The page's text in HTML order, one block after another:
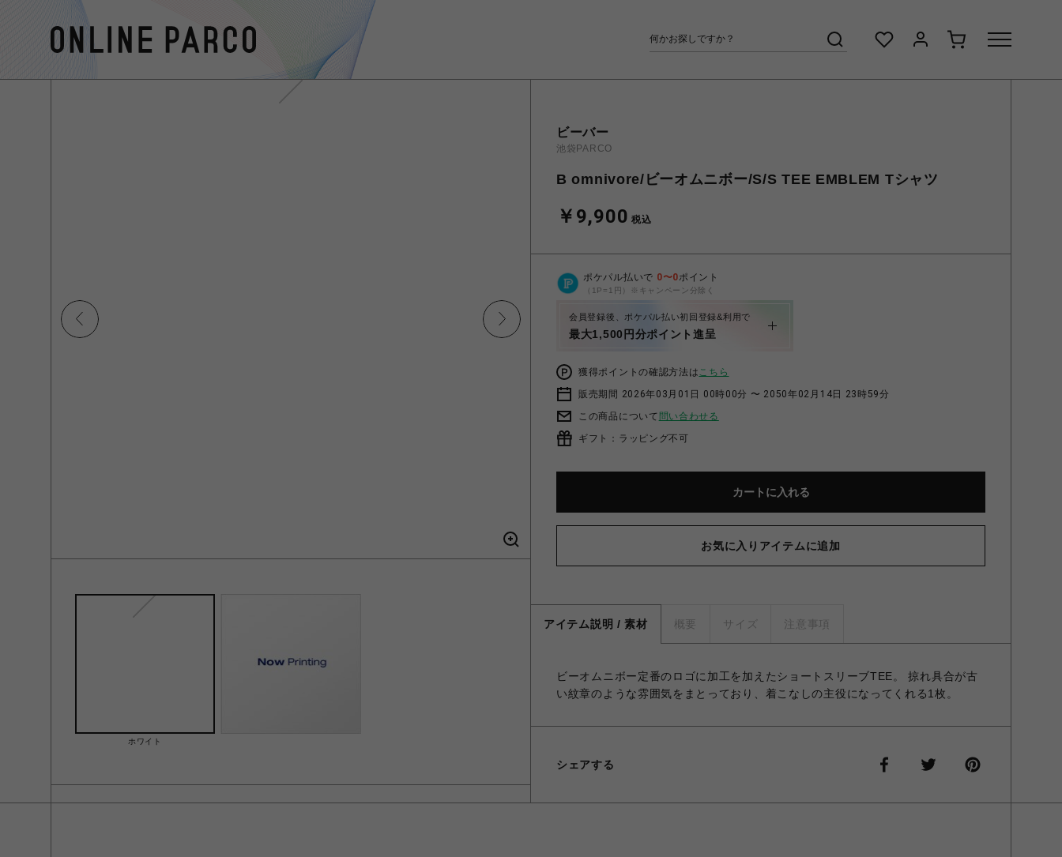
ホワイト
ビーバー
池袋PARCO
B omnivore/ビーオムニボー/S/S TEE EMBLEM Tシャツ
￥9,900 税込
ポケパル払いで 0〜0ポイント
（1P=1円）※キャンペーン分除く
会員登録後、ポケパル払い初回登録&利用で
最大1,500円分ポイント進呈
獲得ポイントの確認方法はこちら
販売期間 2026年03月01日 00時00分 〜 2050年02月14日 23時59分
この商品について 問い合わせる
ギフト：ラッピング不可
カートに入れる
お気に入りアイテムに追加
アイテム説明 / 素材 概要 サイズ 注意事項
ビーオムニボー定番のロゴに加工を加えたショートスリーブTEE。 掠れ具合が古
い紋章のような雰囲気をまとっており、着こなしの主役になってくれる1枚。
シェアする